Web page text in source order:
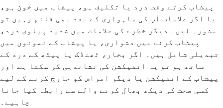
پیشاب کرتے وقت درد یا تکلیف ہو، پیشاب میں خون ہو،
یا اگر علامات آپ کی ماہواری کے بعد بھی قائم رہیں تو
مشورہ لیں۔ دیگر خطرے کی علامات میں شدید پیلوی درد،
پیشاب کرنے میں دشواری، یا پیشاب کے نمونوں میں
تبدیلی شامل ہیں۔ اگر بخار، ٹھنڈک یا پیٹھ کے درد کے
ساتھ ہو تو یہ انفیکشن کی نشاندہی کر سکتا ہے اور
پیشاب کے انفیکشن یا دیگر امراض کو خارج کرنے کے لیے
کسی صحت کی دیکھ بھال کرنے والے سے رابطہ کیا جانا
چاہیے۔